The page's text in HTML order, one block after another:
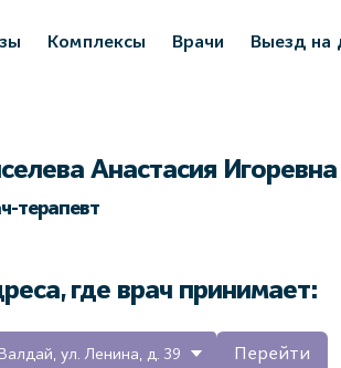
Комплексы Врачи Выезд на
Анастасия Игоревна
терапевт
где врач принимает:
Валдай, ул. Ленина, д. 39 Перейти